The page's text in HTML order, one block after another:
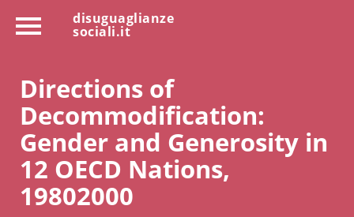
disuguaglianze
sociali.it
Directions of
Decommodification:
Gender and Generosity in
12 OECD Nations,
19802000